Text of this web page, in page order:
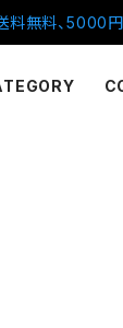
無料、5000